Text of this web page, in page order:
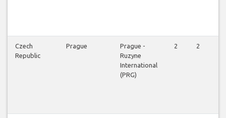
Czech
Republic
Prague
Prague -
Ruzyne
International
(PRG)
2 2